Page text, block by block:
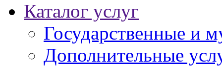
Каталог услуг
Государственные и
Дополнительные